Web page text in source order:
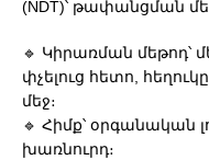
(NDT)՝ թափանցման
🔹 Կիրառման մեթոդ՝
փչելուց հետո,
մեջ։
🔹 Հիմք՝ օրգանական
խառնուրդ։